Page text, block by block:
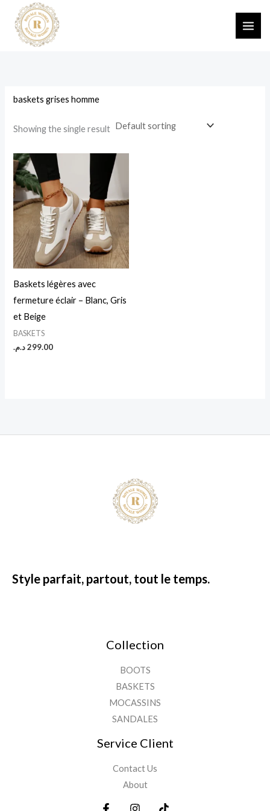
content
baskets grises homme
Showing the single result
Baskets légères avec
fermeture éclair – Blanc, Gris
et Beige
BASKETS
299.00 د.م.
Style parfait, partout, tout le temps.
Collection
BOOTS
BASKETS
MOCASSINS
SANDALES
Service Client
Contact Us
About